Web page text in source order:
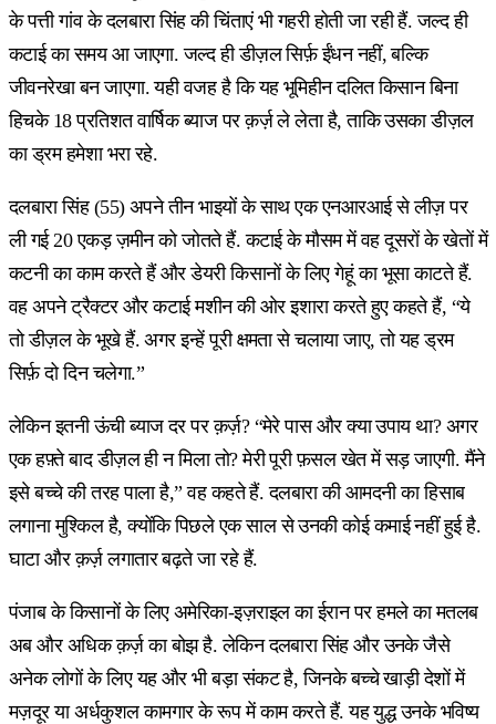
के पत्ती गांव के दलबारा सिंह की चिंताएं भी गहरी होती जा रही हैं. जल्द ही
कटाई का समय आ जाएगा. जल्द ही डीज़ल सिर्फ़ ईंधन नहीं, बल्कि
जीवनरेखा बन जाएगा. यही वजह है कि यह भूमिहीन दलित किसान बिना
हिचके 18 प्रतिशत वार्षिक ब्याज पर क़र्ज़ ले लेता है, ताकि उसका डीज़ल
का ड्रम हमेशा भरा रहे.
दलबारा सिंह (55) अपने तीन भाइयों के साथ एक एनआरआई से लीज़ पर
ली गई 20 एकड़ ज़मीन को जोतते हैं. कटाई के मौसम में वह दूसरों के खेतों में
कटनी का काम करते हैं और डेयरी किसानों के लिए गेहूं का भूसा काटते हैं.
वह अपने ट्रैक्टर और कटाई मशीन की ओर इशारा करते हुए कहते हैं, “ये
तो डीज़ल के भूखे हैं. अगर इन्हें पूरी क्षमता से चलाया जाए, तो यह ड्रम
सिर्फ़ दो दिन चलेगा.”
लेकिन इतनी ऊंची ब्याज दर पर क़र्ज़? “मेरे पास और क्या उपाय था? अगर
एक हफ़्ते बाद डीज़ल ही न मिला तो? मेरी पूरी फ़सल खेत में सड़ जाएगी. मैंने
इसे बच्चे की तरह पाला है,” वह कहते हैं. दलबारा की आमदनी का हिसाब
लगाना मुश्किल है, क्योंकि पिछले एक साल से उनकी कोई कमाई नहीं हुई है.
घाटा और क़र्ज़ लगातार बढ़ते जा रहे हैं.
पंजाब के किसानों के लिए अमेरिका-इज़राइल का ईरान पर हमले का मतलब
अब और अधिक क़र्ज़ का बोझ है. लेकिन दलबारा सिंह और उनके जैसे
अनेक लोगों के लिए यह और भी बड़ा संकट है, जिनके बच्चे खाड़ी देशों में
मज़दूर या अर्धकुशल कामगार के रूप में काम करते हैं. यह युद्ध उनके भविष्य